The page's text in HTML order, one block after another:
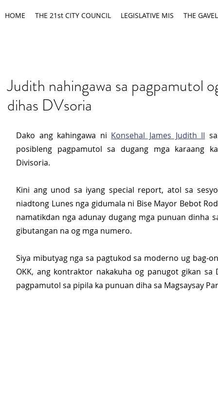
HOME THE 21st CITY COUNCIL LEGISLATIVE MIS THE GAVEL
Judith nahingawa sa pagpamutol
dihas DVsoria
Dako ang kahingawa ni Konsehal James Judith II
posibleng pagpamutol sa dugang mga karaang
Divisoria.
Kini ang unod sa iyang special report, atol sa
niadtong Lunes nga gidumala ni Bise Mayor Bebot
namatikdan nga adunay dugang mga punuan dinha
gibutangan na og mga numero.
Siya mibutyag nga sa pagtukod sa moderno ug bag-
OKK, ang kontraktor nakakuha og panugot gikan sa
pagpamutol sa pipila ka punuan diha sa Magsaysay